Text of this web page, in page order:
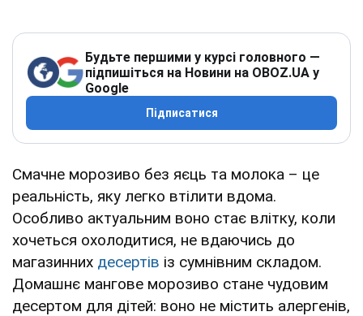
Будьте першими у курсі головного —
підпишіться на Новини на OBOZ.UA у
Google
Підписатися
Смачне морозиво без яєць та молока – це
реальність, яку легко втілити вдома.
Особливо актуальним воно стає влітку, коли
хочеться охолодитися, не вдаючись до
магазинних десертів із сумнівним складом.
Домашнє мангове морозиво стане чудовим
десертом для дітей: воно не містить алергенів,